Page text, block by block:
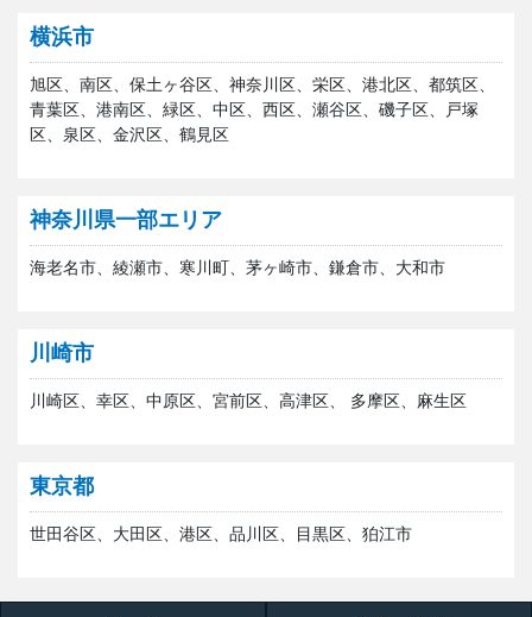
横浜市
旭区、南区、保土ヶ谷区、神奈川区、栄区、港北区、都筑区、
青葉区、港南区、緑区、中区、西区、瀬谷区、磯子区、戸塚
区、泉区、金沢区、鶴見区
神奈川県一部エリア
海老名市、綾瀬市、寒川町、茅ヶ崎市、鎌倉市、大和市
川崎市
川崎区、幸区、中原区、宮前区、高津区、 多摩区、麻生区
東京都
世田谷区、大田区、港区、品川区、目黒区、狛江市